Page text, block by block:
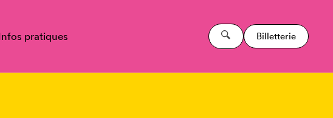
pratiques Billetterie